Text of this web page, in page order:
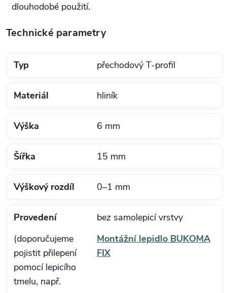
dlouhodobé použití.
Technické parametry
Typ přechodový T-profil
Materiál hliník
Výška 6 mm
Šířka 15 mm
Výškový rozdíl 0–1 mm
Provedení
bez samolepicí vrstvy
(doporučujeme
pojistit přilepení
pomocí lepicího
tmelu, např.
Montážní lepidlo BUKOMA
FIX